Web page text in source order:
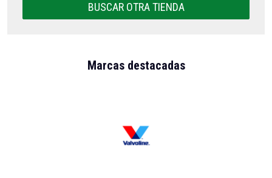
BUSCAR OTRA TIENDA
Marcas destacadas